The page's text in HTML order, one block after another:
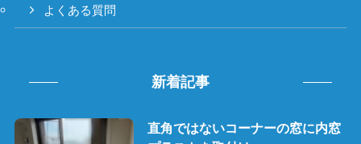
よくある質問
新着記事
直角ではないコーナーの窓に内窓